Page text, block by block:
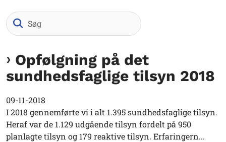
Opfølgning på det
sundhedsfaglige tilsyn 2018
09-11-2018
I 2018 gennemførte vi i alt 1.395 sundhedsfaglige tilsyn.
Heraf var de 1.129 udgående tilsyn fordelt på 950
planlagte tilsyn og 179 reaktive tilsyn. Erfaringern...